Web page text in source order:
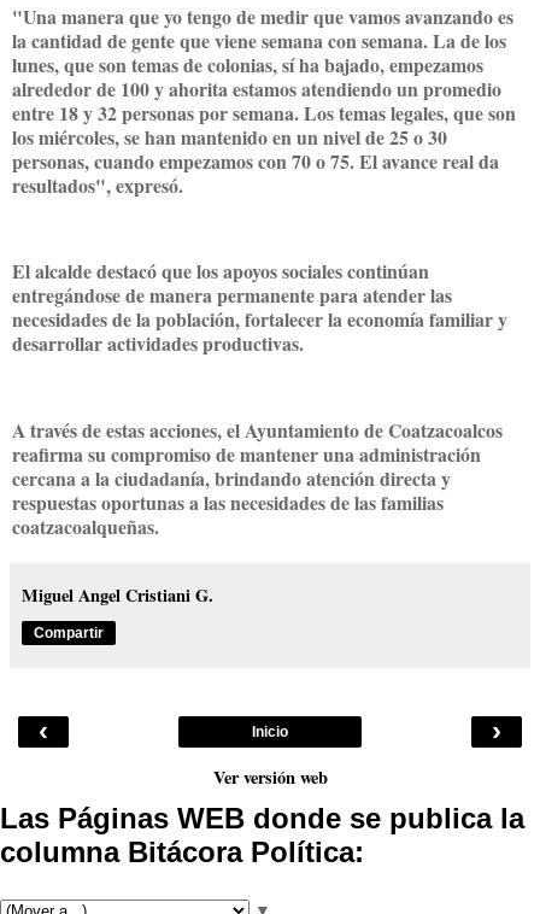
"Una manera que yo tengo de medir que vamos avanzando es
la cantidad de gente que viene semana con semana. La de los
lunes, que son temas de colonias, sí ha bajado, empezamos
alrededor de 100 y ahorita estamos atendiendo un promedio
entre 18 y 32 personas por semana. Los temas legales, que son
los miércoles, se han mantenido en un nivel de 25 o 30
personas, cuando empezamos con 70 o 75. El avance real da
resultados", expresó.
El alcalde destacó que los apoyos sociales continúan
entregándose de manera permanente para atender las
necesidades de la población, fortalecer la economía familiar y
desarrollar actividades productivas.
A través de estas acciones, el Ayuntamiento de Coatzacoalcos
reafirma su compromiso de mantener una administración
cercana a la ciudadanía, brindando atención directa y
respuestas oportunas a las necesidades de las familias
coatzacoalqueñas.
Miguel Angel Cristiani G.
Compartir
‹ ›
Inicio
Ver versión web
Las Páginas WEB donde se publica la
columna Bitácora Política: